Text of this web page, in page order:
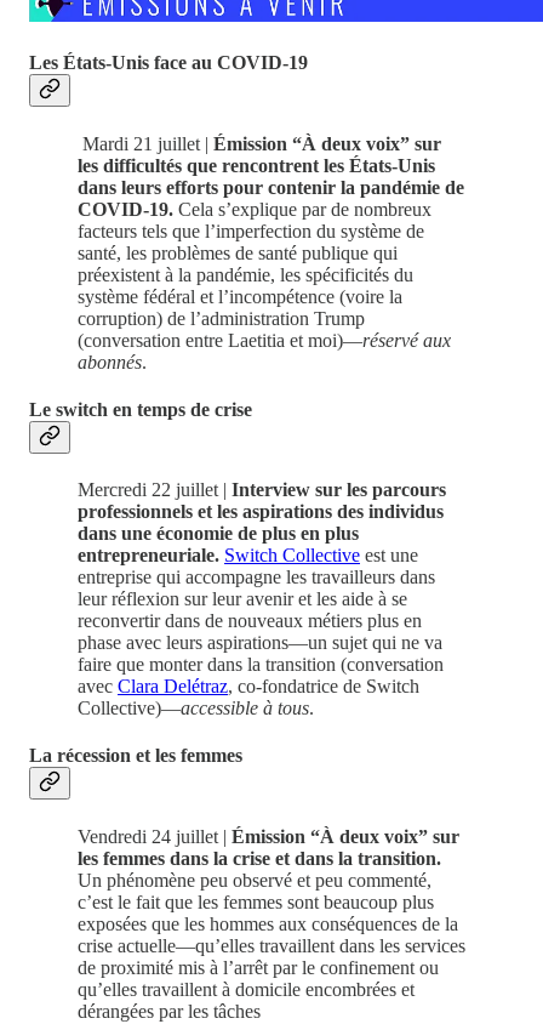
Les États-Unis face au COVID-19
Mardi 21 juillet | Émission “À deux voix” sur
les difficultés que rencontrent les États-Unis
dans leurs efforts pour contenir la pandémie de
COVID-19. Cela s’explique par de nombreux
facteurs tels que l’imperfection du système de
santé, les problèmes de santé publique qui
préexistent à la pandémie, les spécificités du
système fédéral et l’incompétence (voire la
corruption) de l’administration Trump
(conversation entre Laetitia et moi)—réservé aux
abonnés.
Le switch en temps de crise
Mercredi 22 juillet | Interview sur les parcours
professionnels et les aspirations des individus
dans une économie de plus en plus
entrepreneuriale. Switch Collective est une
entreprise qui accompagne les travailleurs dans
leur réflexion sur leur avenir et les aide à se
reconvertir dans de nouveaux métiers plus en
phase avec leurs aspirations—un sujet qui ne va
faire que monter dans la transition (conversation
avec Clara Delétraz, co-fondatrice de Switch
Collective)—accessible à tous.
La récession et les femmes
Vendredi 24 juillet | Émission “À deux voix” sur
les femmes dans la crise et dans la transition.
Un phénomène peu observé et peu commenté,
c’est le fait que les femmes sont beaucoup plus
exposées que les hommes aux conséquences de la
crise actuelle—qu’elles travaillent dans les services
de proximité mis à l’arrêt par le confinement ou
qu’elles travaillent à domicile encombrées et
dérangées par les tâches